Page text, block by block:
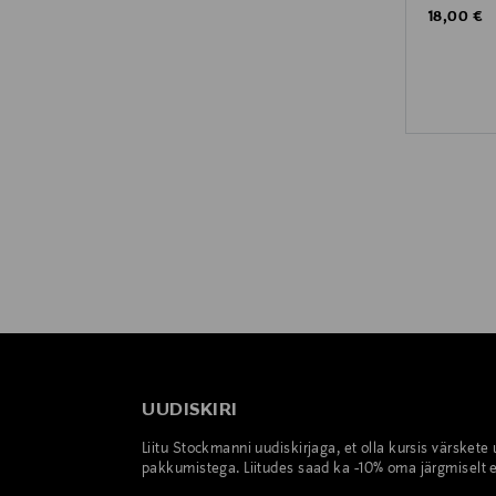
Original
18,00 €
UUDISKIRI
Liitu Stockmanni uudiskirjaga, et olla kursis värskete
pakkumistega. Liitudes saad ka -10% oma järgmiselt